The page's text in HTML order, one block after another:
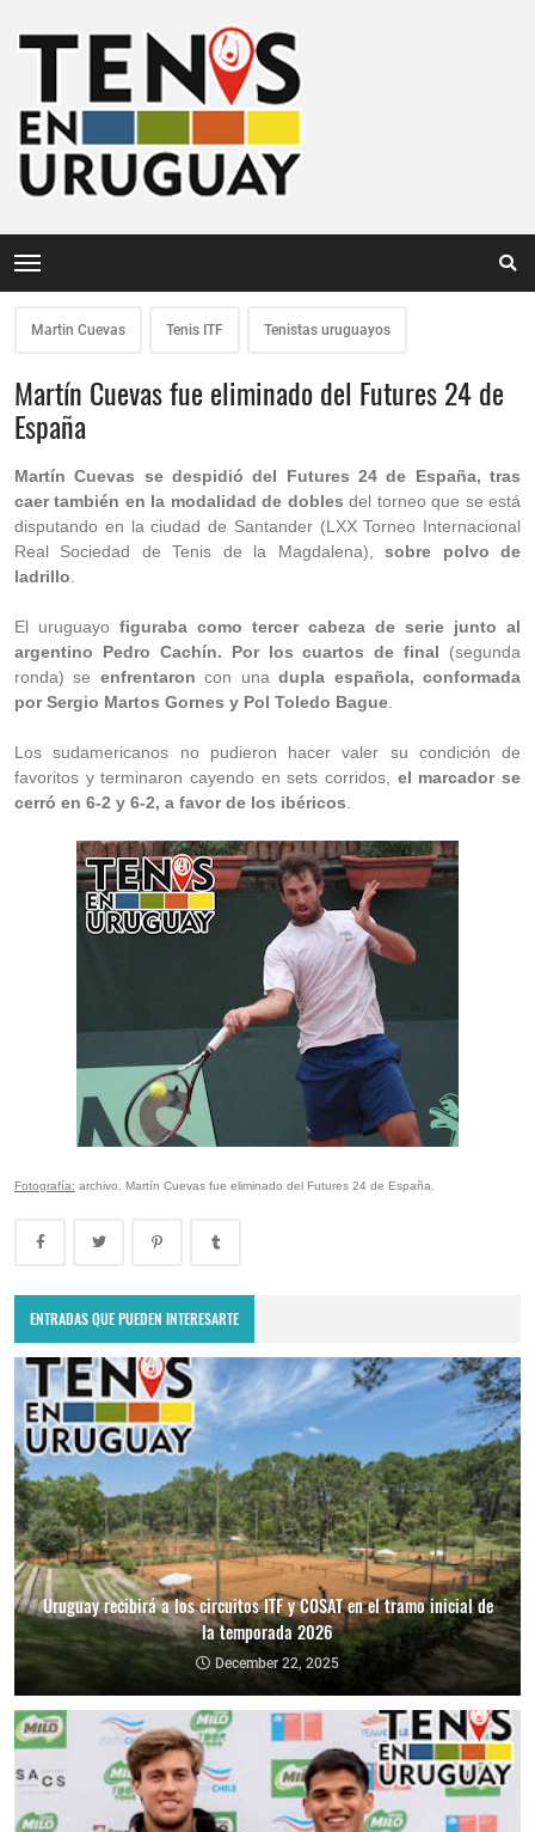
Martin Cuevas Tenis ITF Tenistas uruguayos
Martín Cuevas fue eliminado del Futures 24 de
España
Martín Cuevas se despidió del Futures 24 de España, tras
caer también en la modalidad de dobles del torneo que se está
disputando en la ciudad de Santander (LXX Torneo Internacional
Real Sociedad de Tenis de la Magdalena),sobre polvo de
ladrillo
El uruguayo figuraba como tercer cabeza de serie junto al
argentino Pedro Cachín. Por los cuartos de final (segunda
ronda) se enfrentaron con unadupla española, conformada
por Sergio Martos Gornes y Pol Toledo Bague
Los sudamericanos no pudieron hacer valer su condición de
favoritos y terminaron cayendo en sets corridos, el marcador se
cerró en 6-2 y 6-2, a favor de los ibéricos
Fotografía: archivo. Martín Cuevas fue eliminado del Futures 24 de España.
ENTRADAS QUE PUEDEN INTERESARTE
Uruguay recibirá a los circuitos ITF y COSAT en el tramo inicial de
la temporada 2026
December 22, 2025